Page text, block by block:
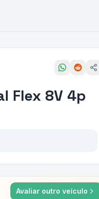
Flex 8V 4p
Avaliar outro veículo